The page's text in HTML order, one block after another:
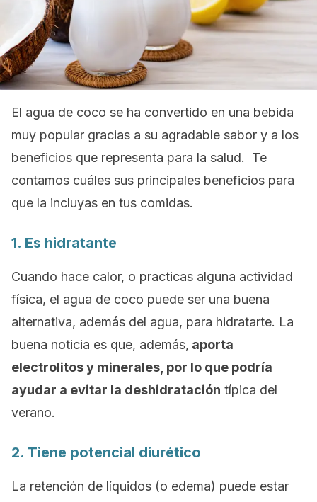
El agua de coco se ha convertido en una bebida
muy popular gracias a su agradable sabor y a los
beneficios que representa para la salud. Te
contamos cuáles sus principales beneficios para
que la incluyas en tus comidas.
1. Es hidratante
Cuando hace calor, o practicas alguna actividad
física, el agua de coco puede ser una buena
alternativa, además del agua, para hidratarte. La
buena noticia es que, además, aporta
electrolitos y minerales, por lo que podría
ayudar a evitar la deshidratación típica del
verano.
2. Tiene potencial diurético
La retención de líquidos (o edema) puede estar